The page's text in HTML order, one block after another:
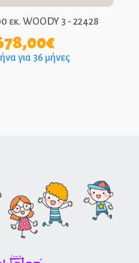
εκ. WOODY 3 - 22428
€
για 36 μήνες